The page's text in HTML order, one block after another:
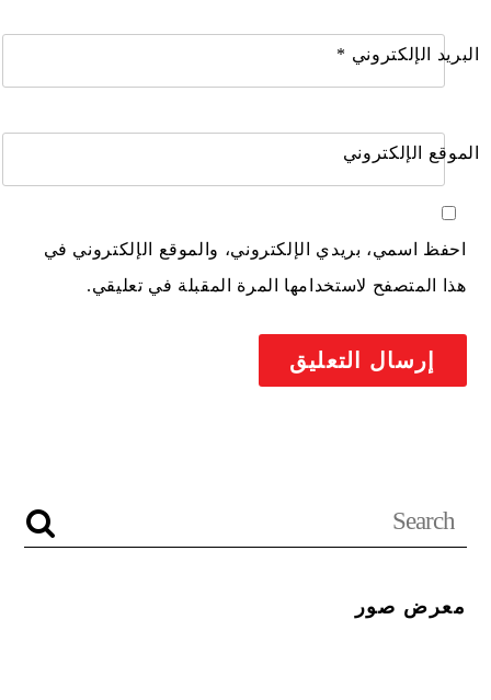
البريد الإلكتروني *
الموقع الإلكتروني
احفظ اسمي، بريدي الإلكتروني، والموقع الإلكتروني في
هذا المتصفح لاستخدامها المرة المقبلة في تعليقي.
معرض صور